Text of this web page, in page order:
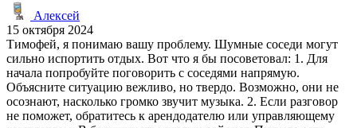
Алексей
15 октября 2024
Тимофей, я понимаю вашу проблему. Шумные соседи могут
сильно испортить отдых. Вот что я бы посоветовал: 1. Для
начала попробуйте поговорить с соседями напрямую.
Объясните ситуацию вежливо, но твердо. Возможно, они не
осознают, насколько громко звучит музыка. 2. Если разговор
не поможет, обратитесь к арендодателю или управляющему